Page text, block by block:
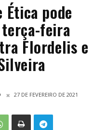
Ética pode
feira
Flordelis e
27 DE FEVEREIRO DE 2021